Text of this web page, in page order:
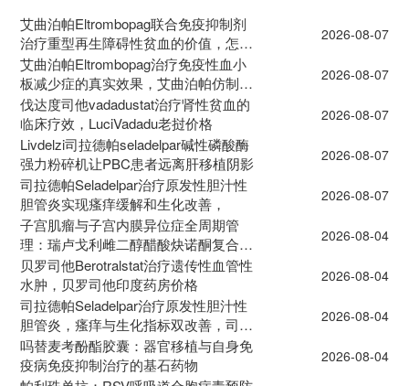
艾曲泊帕Eltrombopag联合免疫抑制剂
治疗重型再生障碍性贫血的价值，怎么
去印度药房买药？
2026-08-07
艾曲泊帕Eltrombopag治疗免疫性血小
板减少症的真实效果，艾曲泊帕仿制药
有几种？
2026-08-07
伐达度司他vadadustat治疗肾性贫血的
临床疗效，LuciVadadu老挝价格
2026-08-07
Livdelzi司拉德帕seladelpar碱性磷酸酶
强力粉碎机让PBC患者远离肝移植阴影
2026-08-07
司拉德帕Seladelpar治疗原发性胆汁性
胆管炎实现瘙痒缓解和生化改善，
2026-08-07
子宫肌瘤与子宫内膜异位症全周期管
理：瑞卢戈利雌二醇醋酸炔诺酮复合片
价格
2026-08-04
贝罗司他Berotralstat治疗遗传性血管性
水肿，贝罗司他印度药房价格
2026-08-04
司拉德帕Seladelpar治疗原发性胆汁性
胆管炎，瘙痒与生化指标双改善，司拉
德帕老挝仿制药价格
2026-08-04
吗替麦考酚酯胶囊：器官移植与自身免
疫病免疫抑制治疗的基石药物
2026-08-04